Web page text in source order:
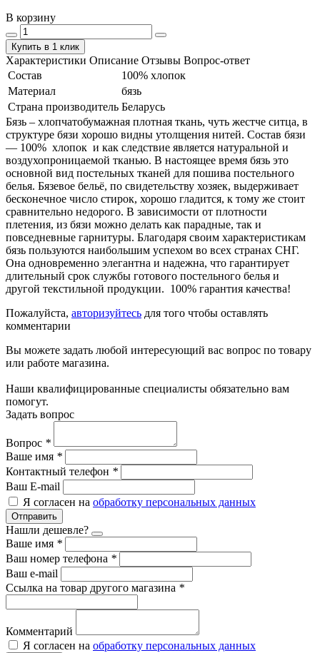
В корзину
Купить в 1 клик
Характеристики Описание Отзывы Вопрос-ответ
Состав
100% хлопок
Материал
бязь
Страна производитель Беларусь
Бязь – хлопчатобумажная плотная ткань, чуть жестче ситца, в
структуре бязи хорошо видны утолщения нитей. Состав бязи
― 100% хлопок и как следствие является натуральной и
воздухопроницаемой тканью. В настоящее время бязь это
основной вид постельных тканей для пошива постельного
белья. Бязевое бельё, по свидетельству хозяек, выдерживает
бесконечное число стирок, хорошо гладится, к тому же стоит
сравнительно недорого. В зависимости от плотности
плетения, из бязи можно делать как парадные, так и
повседневные гарнитуры. Благодаря своим характеристикам
бязь пользуются наибольшим успехом во всех странах СНГ.
Она одновременно элегантна и надежна, что гарантирует
длительный срок службы готового постельного белья и
другой текстильной продукции. 100% гарантия качества!
Пожалуйста, авторизуйтесь для того чтобы оставлять
комментарии
Вы можете задать любой интересующий вас вопрос по товару
или работе магазина.
Наши квалифицированные специалисты обязательно вам
помогут.
Задать вопрос
Вопрос *
Ваше имя *
Контактный телефон *
Ваш E-mail
Я согласен на обработку персональных данных
Отправить
Нашли дешевле?
Ваше имя *
Ваш номер телефона *
Ваш e-mail
Ссылка на товар другого магазина *
Комментарий
Я согласен на обработку персональных данных